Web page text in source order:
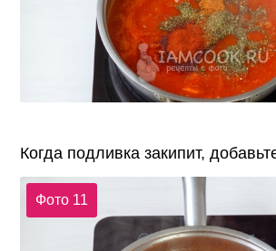
Когда подливка закипит,
Фото 11